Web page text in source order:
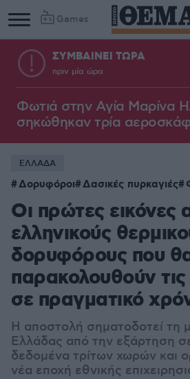
Games
ΣΥΜΒΑΙΝΕΙ ΤΩΡΑ
πριν μία ώρα
Φωτιά στην Aγία Μαρίνα
σηκώθηκαν τρία
ΕΛΛΑΔΑ
Δορυφόροι Δασικές πυρκαγιές
Οι πρώτες εικόνες
ελληνικούς
δορυφόρους που
παρακολουθούν
σε πραγματικό
Η αποστολή σηματοδοτεί τη
Ελλάδας από την εξάρτηση
δεδομένα τρίτων χωρών και
νέα εποχή εθνικής